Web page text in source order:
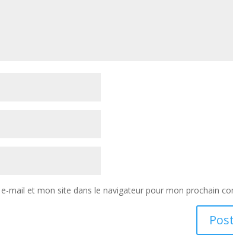
mail et mon site dans le navigateur pour mon prochain